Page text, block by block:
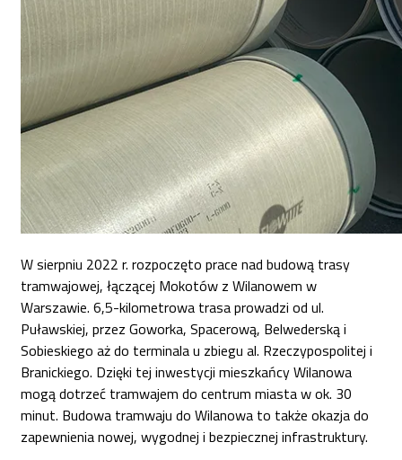
W sierpniu 2022 r. rozpoczęto prace nad budową trasy
tramwajowej, łączącej Mokotów z Wilanowem w
Warszawie. 6,5-kilometrowa trasa prowadzi od ul.
Puławskiej, przez Goworka, Spacerową, Belwederską i
Sobieskiego aż do terminala u zbiegu al. Rzeczypospolitej i
Branickiego. Dzięki tej inwestycji mieszkańcy Wilanowa
mogą dotrzeć tramwajem do centrum miasta w ok. 30
minut. Budowa tramwaju do Wilanowa to także okazja do
zapewnienia nowej, wygodnej i bezpiecznej infrastruktury.